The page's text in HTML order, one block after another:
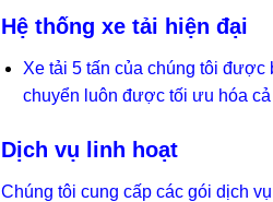
Hệ thống xe tải hiện đại
Xe tải 5 tấn của chúng tôi được
chuyển luôn được tối ưu hóa
Dịch vụ linh hoạt
Chúng tôi cung cấp các gói dịch